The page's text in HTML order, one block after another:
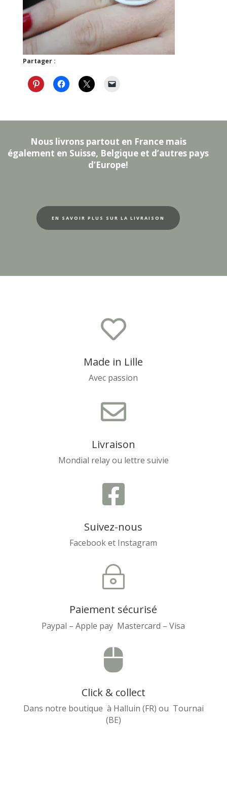
Partager :
Nous livrons partout en France mais
également en Suisse, Belgique et d’autres pays
d’Europe!
EN SAVOIR PLUS SUR LA LIVRAISON

Made in Lille
Avec passion

Livraison
Mondial relay ou lettre suivie

Suivez-nous
Facebook et Instagram
~
Paiement sécurisé
Paypal – Apple pay Mastercard – Visa

Click & collect
Dans notre boutique à Halluin (FR) ou Tournai
(BE)